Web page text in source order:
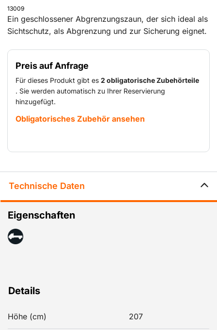
13009
Ein geschlossener Abgrenzungszaun, der sich ideal als
Sichtschutz, als Abgrenzung und zur Sicherung eignet.
provisorische Abgrenzung aufgestellt werden oder als
semi-permanenter Zaun an im Boden verankerten
Rohren befestigt werden.
Preis auf Anfrage
Für dieses Produkt gibt es 2 obligatorische Zubehörteile
. Sie werden automatisch zu Ihrer Reservierung
hinzugefügt.
Obligatorisches Zubehör ansehen
Technische Daten
Details
Höhe (cm) 207
Eigenschaften